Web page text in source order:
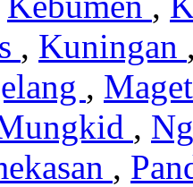
, Kuningan
,
,
,